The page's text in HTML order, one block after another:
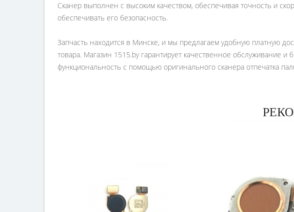
Сканер выполнен с высоким качеством, обеспечивая точность и
обеспечивать его безопасность.
Запчасть находится в Минске, и мы предлагаем удобную платную
товара. Магазин 1515.by гарантирует качественное обслуживание
функциональность с помощью оригинального сканера отпечатка